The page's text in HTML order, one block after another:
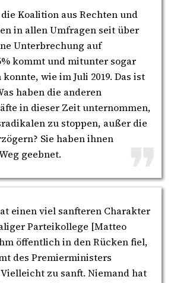
die Koalition aus Rechten und
in allen Umfragen seit über
Unterbrechung auf
kommt und mitunter sogar
wie im Juli 2019. Das ist
haben die anderen
in dieser Zeit unternommen,
zu stoppen, außer die
Sie haben ihnen
geebnet.
einen viel sanfteren Charakter
Parteikollege [Matteo
öffentlich in den Rücken fiel,
des Premierministers
zu sanft. Niemand hat